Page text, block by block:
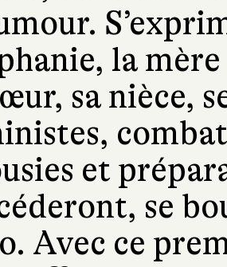
la
sa nièce,
et
se
Avec ce